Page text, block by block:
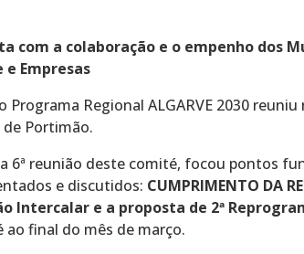
com a colaboração e o empenho dos
e Empresas
Regional ALGARVE 2030 reuniu
Portimão.
6ª reunião deste comité, focou pontos
e discutidos: CUMPRIMENTO DA
Intercalar e a proposta de 2ª
final do mês de março.